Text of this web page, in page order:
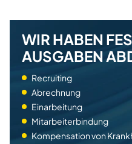
WIR HABEN
AUSGABEN
Recruiting
Abrechnung
Einarbeitung
Mitarbeiterbindung
Kompensation von